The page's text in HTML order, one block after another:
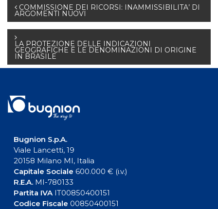
Navigazione
articoli
COMMISSIONE DEI RICORSI: INAMMISSIBILITA’ DI
ARGOMENTI NUOVI
LA PROTEZIONE DELLE INDICAZIONI
GEOGRAFICHE E LE DENOMINAZIONI DI ORIGINE
IN BRASILE
Bugnion S.p.A.
Viale Lancetti, 19
20158 Milano MI, Italia
Capitale Sociale 600.000 € (i.v.)
R.E.A.MI-780133
Partita IVAIT00850400151
Codice Fiscale 00850400151